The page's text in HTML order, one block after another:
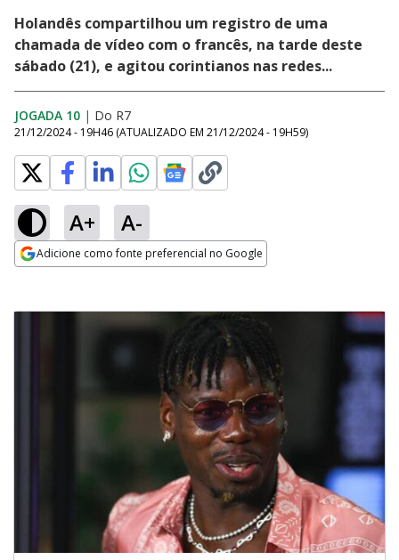
Holandês compartilhou um registro de uma
chamada de vídeo com o francês, na tarde deste
sábado (21), e agitou corintianos nas redes...
JOGADA 10 | Do R7
21/12/2024 - 19H46 (ATUALIZADO EM 21/12/2024 - 19H59)
A+ A-
Adicione como fonte preferencial no Google